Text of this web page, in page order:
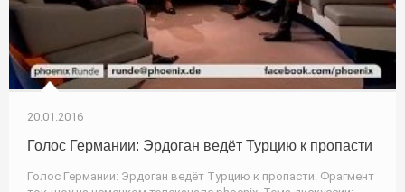
20.01.2016
Голос Германии: Эрдоган ведёт Турцию к пропасти
Голос Германии: Эрдоган ведёт Турцию к пропасти. Фрагмент